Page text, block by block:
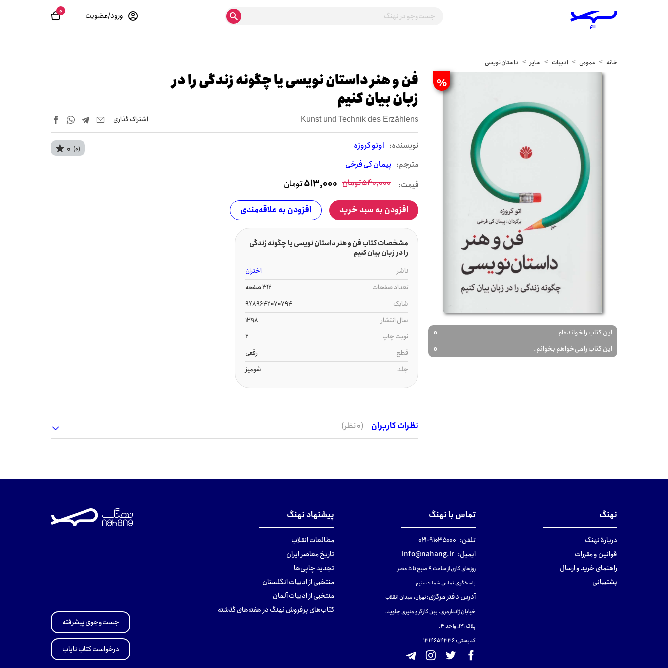
0 ورود/عضویت
خانه عمومی ادبیات سایر داستان نویسی
%
این کتاب را خوانده‌ام. 0
این کتاب را می‌خواهم بخوانم. 0
فن و هنر داستان نویسی یا چگونه زندگی را در
زبان بیان کنیم
Kunst und Technik des Erzählens اشتراک‌ گذاری
نويسنده: اوتو کروزه
مترجم: پیمان کی فرخی
0 (0)
قیمت: 540,000تومان 513,000تومان
افزودن به سبد خرید افزودن به علاقه‌مندی
مشخصات کتاب فن و هنر داستان نویسی یا چگونه زندگی
را در زبان بیان کنیم
ناشر
اختران
تعداد صفحات
312 صفحه
شابک
9789642070794
سال انتشار
1398
نوبت چاپ
2
قطع
رقعی
جلد
شومیز
نظرات کاربران (0 نظر)
نهنگ
دربارهٔ نهنگ
قوانین و مقررات
راهنمای خرید و ارسال
پشتیبانی
تماس با نهنگ
تلفن: ۹۱۰۳۵۰۰۰-۰۲۱
ایمیل: info@nahang.ir
روزهای کاری از ساعت ۹ صبح تا ۵ عصر
پاسخگوی تماس شما هستیم.
آدرس دفتر مرکزی:تهران، میدان انقلاب
خیابان ژاندارمری، بین کارگر و منیری جاوید،
پلاک 121، واحد ۴.
کدپستی: 131465433۶
پیشنهاد نهنگ
مطالعات انقلاب
تاریخ معاصر ایران
تجدید چاپی‌ها
منتخبی از ادبیات انگلستان
منتخبی از ادبیات آلمان
کتاب‌های پرفروش نهنگ در هفته‌های گذشته
جست‌وجوی پیشرفته
درخواست کتاب نایاب